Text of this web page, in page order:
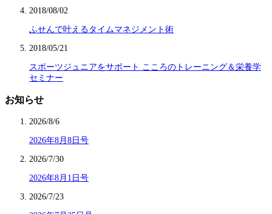
2018/08/02
ふせんで叶えるタイムマネジメント術
2018/05/21
スポーツジュニアをサポート こころのトレーニング＆栄養学
セミナー
お知らせ
2026/8/6
2026年8月8日号
2026/7/30
2026年8月1日号
2026/7/23